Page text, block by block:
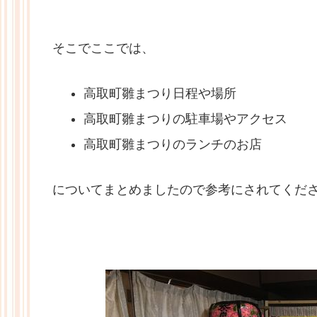
そこでここでは、
高取町雛まつり日程や場所
高取町雛まつりの駐車場やアクセス
高取町雛まつりのランチのお店
についてまとめましたので参考にされてくだ